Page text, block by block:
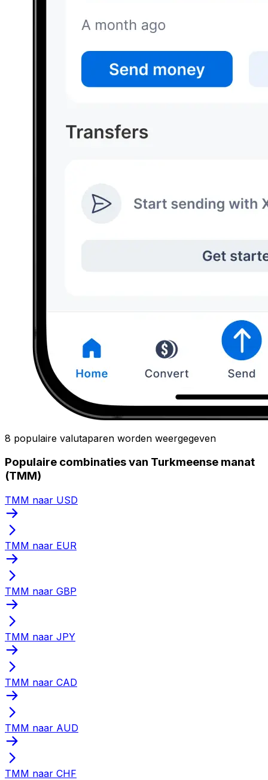
8 populaire valutaparen worden weergegeven
Populaire combinaties van Turkmeense manat
(TMM)
TMM naar USD
TMM naar EUR
TMM naar GBP
TMM naar JPY
TMM naar CAD
TMM naar AUD
TMM naar CHF